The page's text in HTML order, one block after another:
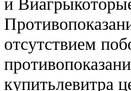
отсутствием
купитьлевитра